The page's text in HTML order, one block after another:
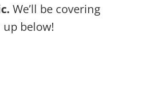
We’ll be covering
below!